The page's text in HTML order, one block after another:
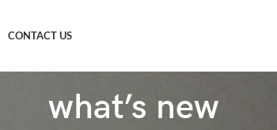
CONTACT US
what’s new